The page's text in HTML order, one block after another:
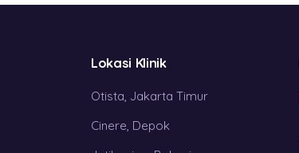
Lokasi Klinik
Otista, Jakarta Timur
Cinere, Depok